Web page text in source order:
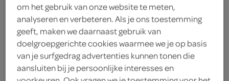
cacaopoeder
200 gram pure chocolade
1 snufje kaneelpoeder
om het gebruik van onze website te meten,
analyseren en verbeteren. Als je ons toestemming
geeft, maken we daarnaast gebruik van
doelgroepgerichte cookies waarmee we je op basis
van je surfgedrag advertenties kunnen tonen die
aansluiten bij je persoonlijke interesses en